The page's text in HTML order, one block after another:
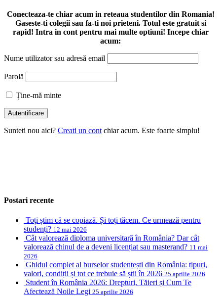
Conecteaza-te chiar acum in reteaua studentilor din Romania!
Gaseste-ti colegii sau fa-ti noi prieteni. Totul este gratuit si
rapid! Intra in cont pentru mai multe optiuni! Incepe chiar
acum:
Nume utilizator sau adresă email
Parolă
Ține-mă minte
Sunteti nou aici? Creati un cont chiar acum. Este foarte simplu!
Postari recente
Toți știm că se copiază. Și toți tăcem. Ce urmează pentru
studenți? 12 mai 2026
Cât valorează diploma universitară în România? Dar cât
valorează chinul de a deveni licențiat sau masterand? 11 mai
2026
Ghidul complet al burselor studențești din România: tipuri,
valori, condiții și tot ce trebuie să știi în 2026 25 aprilie 2026
Student în România 2026: Drepturi, Tăieri și Cum Te
Afectează Noile Legi 25 aprilie 2026